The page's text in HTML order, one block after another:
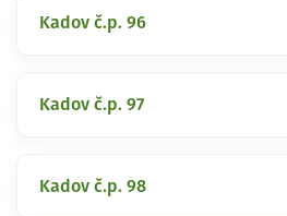
Kadov č.p. 96
Kadov č.p. 97
Kadov č.p. 98